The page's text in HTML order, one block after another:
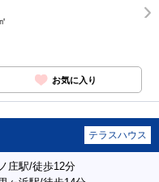
お気に入り
テラスハウス
庄駅/徒歩12分